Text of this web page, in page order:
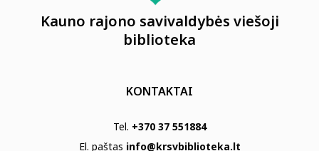
Kauno rajono savivaldybės viešoji
biblioteka
KONTAKTAI
Tel. +370 37 551884
El. paštas info@krsvbiblioteka.lt